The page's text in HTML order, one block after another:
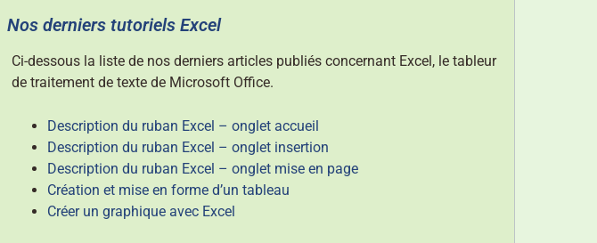
Nos derniers tutoriels Excel
Ci-dessous la liste de nos derniers articles publiés concernant Excel, le tableur
de traitement de texte de Microsoft Office.
Description du ruban Excel – onglet accueil
Description du ruban Excel – onglet insertion
Description du ruban Excel – onglet mise en page
Création et mise en forme d’un tableau
Créer un graphique avec Excel